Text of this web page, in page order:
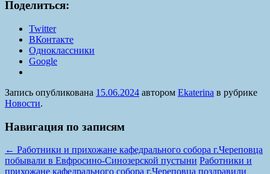
Поделиться:
Twitter
ВКонтакте
Одноклассники
Google
Запись опубликована 15.06.2024 автором Ekaterina в рубрике
Новости.
Навигация по записям
← Работники и прихожане кафедрального собора г.Череповца
побывали в Евфросино-Синозерской пустыни Работники и
прихожане кафедрального собора г.Череповца поздравили